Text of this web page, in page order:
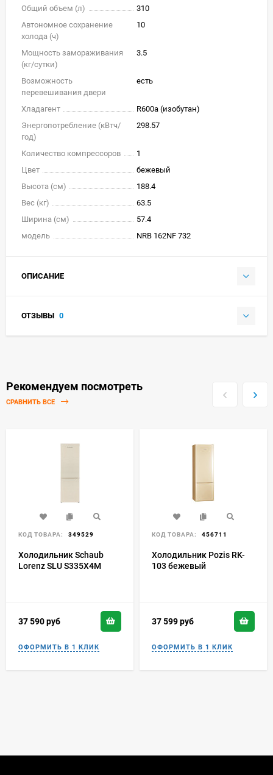
Общий объем (л)
310
Автономное сохранение
холода (ч)
10
Мощность замораживания
(кг/cутки)
3.5
Возможность
перевешивания двери
есть
Хладагент
R600a (изобутан)
Энергопотребление (кВтч/
год)
298.57
Количество компрессоров
1
Цвет
бежевый
Высота (см)
188.4
Вес (кг)
63.5
Ширина (см)
57.4
модель
NRB 162NF 732
ОПИСАНИЕ
ОТЗЫВЫ 0
Рекомендуем посмотреть
СРАВНИТЬ ВСЕ
КОД ТОВАРА: 349529
Холодильник Schaub
Lorenz SLU S335X4M
37 590руб
КОД ТОВАРА: 456711
Холодильник Pozis RK-
103 бежевый
37 599руб